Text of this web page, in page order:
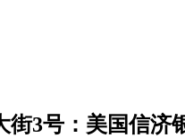
街3号：美国信济